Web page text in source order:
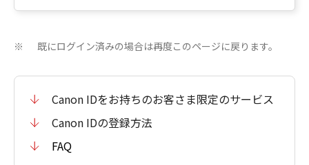
※ 既にログイン済みの場合は再度このページに戻ります。
Canon IDをお持ちのお客さま限定のサービス
Canon IDの登録方法
FAQ